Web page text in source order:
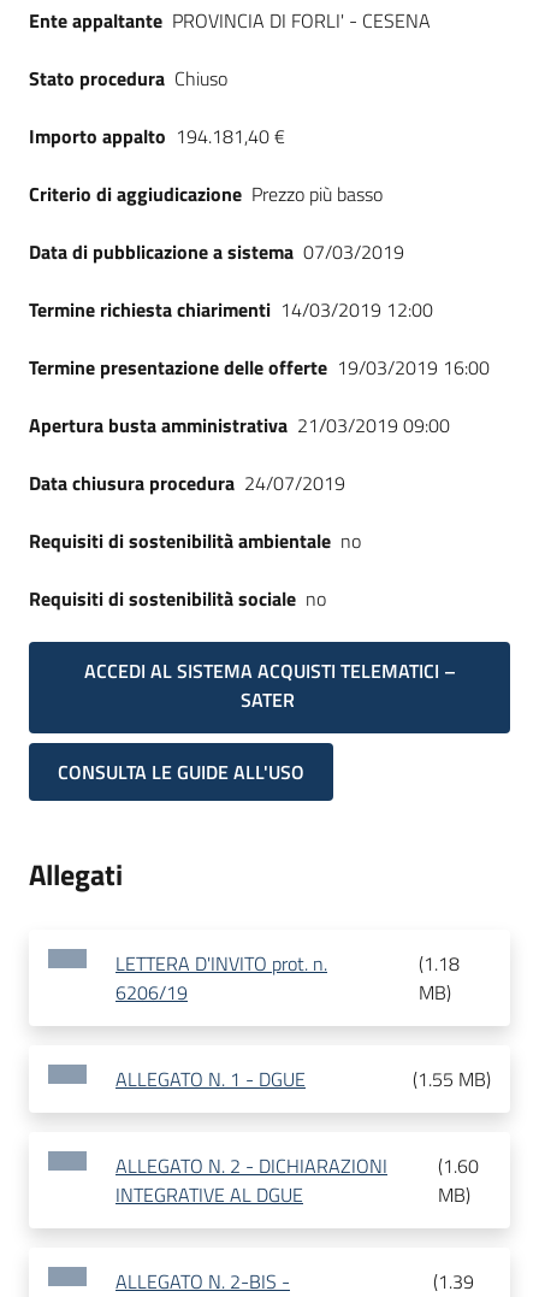
English
site
su
Ente appaltante PROVINCIA DI FORLI' - CESENA
Stato procedura Chiuso
Importo appalto 194.181,40 €
Criterio di aggiudicazione Prezzo più basso
Data di pubblicazione a sistema 07/03/2019
Termine richiesta chiarimenti 14/03/2019 12:00
Termine presentazione delle offerte 19/03/2019 16:00
Apertura busta amministrativa 21/03/2019 09:00
Data chiusura procedura 24/07/2019
Requisiti di sostenibilità ambientale no
Requisiti di sostenibilità sociale no
ACCEDI AL SISTEMA ACQUISTI TELEMATICI –
SATER
CONSULTA LE GUIDE ALL'USO
Allegati
LETTERA D'INVITO prot. n.
6206/19
(1.18
MB)
ALLEGATO N. 1 - DGUE (1.55 MB)
ALLEGATO N. 2 - DICHIARAZIONI
INTEGRATIVE AL DGUE
(1.60
MB)
ALLEGATO N. 2-BIS -
(1.39